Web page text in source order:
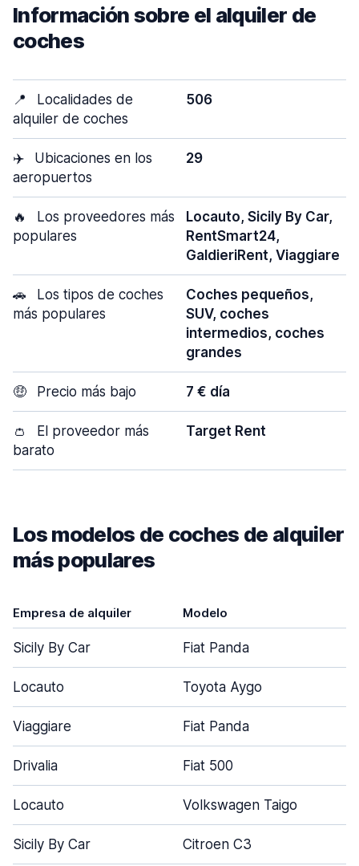
Información sobre el alquiler de
coches
📍
Localidades de
alquiler de coches
506
✈️
Ubicaciones en los
aeropuertos
29
🔥
Los proveedores más
populares
Locauto, Sicily By Car,
RentSmart24,
GaldieriRent, Viaggiare
🚗
Los tipos de coches
más populares
Coches pequeños,
SUV, coches
intermedios, coches
grandes
🤑 Precio más bajo 7 € día
👛
El proveedor más
barato
Target Rent
Los modelos de coches de alquiler
más populares
Empresa de alquiler Modelo
Sicily By Car Fiat Panda
Locauto Toyota Aygo
Viaggiare Fiat Panda
Drivalia Fiat 500
Locauto Volkswagen Taigo
Sicily By Car Citroen C3